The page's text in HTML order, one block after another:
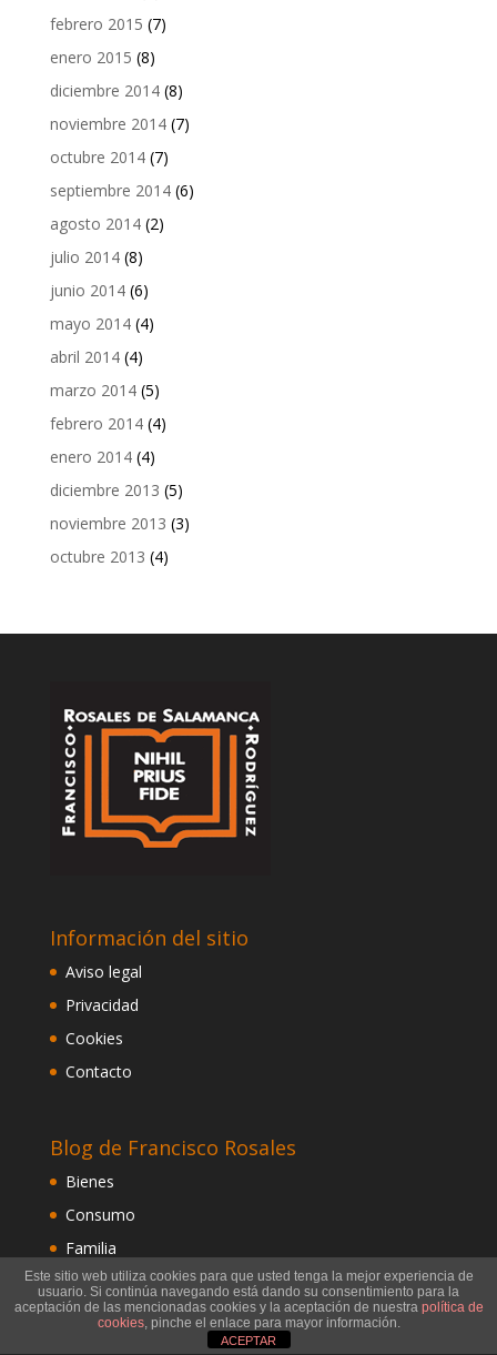
febrero 2015 (7)
enero 2015 (8)
diciembre 2014(8)
noviembre 2014(7)
octubre 2014(7)
septiembre 2014(6)
agosto 2014(2)
julio 2014(8)
junio 2014(6)
mayo 2014(4)
abril 2014(4)
marzo 2014(5)
febrero 2014(4)
enero 2014(4)
diciembre 2013 (5)
noviembre 2013 (3)
octubre 2013 (4)
Información del sitio
Aviso legal
Privacidad
Cookies
Contacto
Blog de Francisco Rosales
Bienes
Consumo
Familia
Herencia
Hipotecas
Este sitio web utiliza cookies para que usted tenga la mejor experiencia de
usuario. Si continúa navegando está dando su consentimiento para la
aceptación de las mencionadas cookies y la aceptación de nuestra política de
cookies, pinche el enlace para mayor información.
ACEPTAR